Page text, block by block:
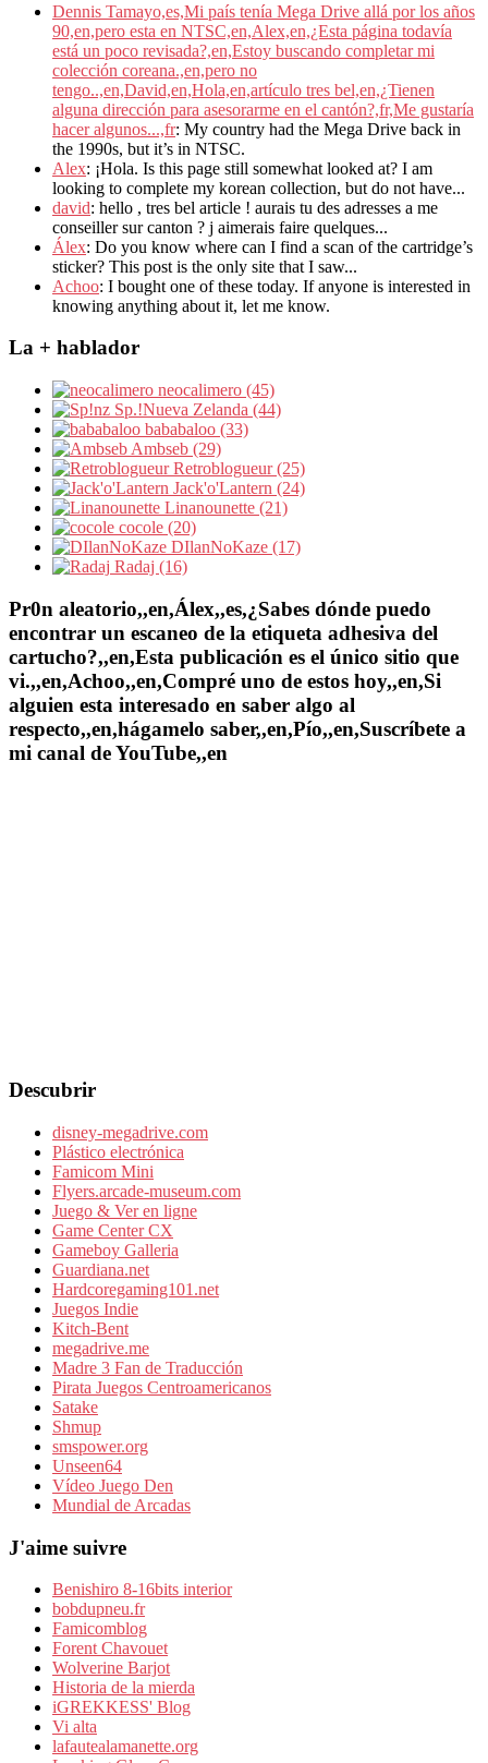
Dennis Tamayo,es,Mi país tenía Mega Drive allá por los años
90,en,pero esta en NTSC,en,Alex,en,¿Esta página todavía
está un poco revisada?,en,Estoy buscando completar mi
colección coreana.,en,pero no
tengo..,en,David,en,Hola,en,artículo tres bel,en,¿Tienen
alguna dirección para asesorarme en el cantón?,fr,Me gustaría
hacer algunos...,fr: My country had the Mega Drive back in
the 1990s, but it’s in NTSC.
Alex: ¡Hola. Is this page still somewhat looked at? I am
looking to complete my korean collection, but do not have...
david: hello , tres bel article ! aurais tu des adresses a me
conseiller sur canton ? j aimerais faire quelques...
Álex: Do you know where can I find a scan of the cartridge’s
sticker? This post is the only site that I saw...
Achoo: I bought one of these today. If anyone is interested in
knowing anything about it, let me know.
La + hablador
neocalimero (45)
Sp.!Nueva Zelanda (44)
bababaloo (33)
Ambseb (29)
Retroblogueur (25)
Jack'o'Lantern (24)
Linanounette (21)
cocole (20)
DIlanNoKaze (17)
Radaj (16)
Pr0n aleatorio,,en,Álex,,es,¿Sabes dónde puedo
encontrar un escaneo de la etiqueta adhesiva del
cartucho?,,en,Esta publicación es el único sitio que
vi.,,en,Achoo,,en,Compré uno de estos hoy,,en,Si
alguien esta interesado en saber algo al
respecto,,en,hágamelo saber,,en,Pío,,en,Suscríbete a
mi canal de YouTube,,en
Descubrir
disney-megadrive.com
Plástico electrónica
Famicom Mini
Flyers.arcade-museum.com
Juego & Ver en ligne
Game Center CX
Gameboy Galleria
Guardiana.net
Hardcoregaming101.net
Juegos Indie
Kitch-Bent
megadrive.me
Madre 3 Fan de Traducción
Pirata Juegos Centroamericanos
Satake
Shmup
smspower.org
Unseen64
Vídeo Juego Den
Mundial de Arcadas
J'aime suivre
Benishiro 8-16bits interior
bobdupneu.fr
Famicomblog
Forent Chavouet
Wolverine Barjot
Historia de la mierda
iGREKKESS' Blog
Vi alta
lafautealamanette.org